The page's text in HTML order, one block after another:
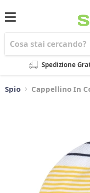
Menu
Spedizione
Spio Cappellino In